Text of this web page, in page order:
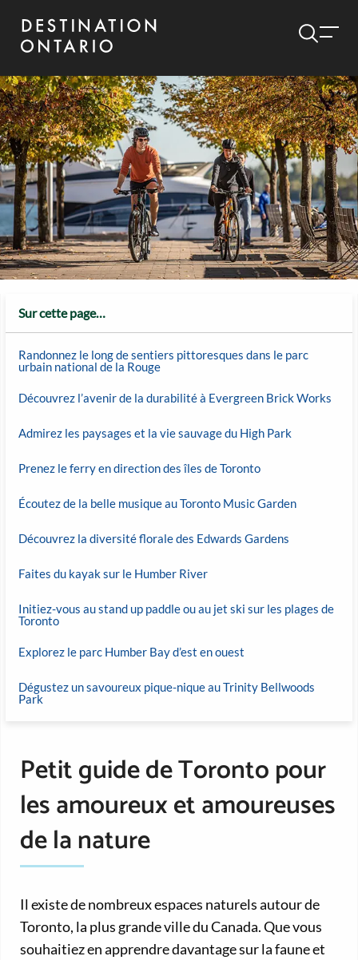
Sur cette page…
Randonnez le long de sentiers pittoresques dans le parc
urbain national de la Rouge
Découvrez l’avenir de la durabilité à Evergreen Brick Works
Admirez les paysages et la vie sauvage du High Park
Prenez le ferry en direction des îles de Toronto
Écoutez de la belle musique au Toronto Music Garden
Découvrez la diversité florale des Edwards Gardens
Faites du kayak sur le Humber River
Initiez-vous au stand up paddle ou au jet ski sur les plages de
Toronto
Explorez le parc Humber Bay d’est en ouest
Dégustez un savoureux pique-nique au Trinity Bellwoods
Park
Petit guide de Toronto pour
les amoureux et amoureuses
de la nature
Il existe de nombreux espaces naturels autour de
Toronto, la plus grande ville du Canada. Que vous
souhaitiez en apprendre davantage sur la faune et